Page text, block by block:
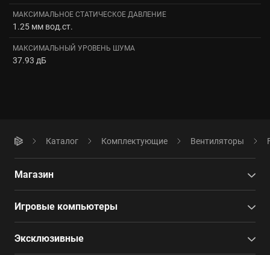
МАКСИМАЛЬНОЕ СТАТИЧЕСКОЕ ДАВЛЕНИЕ
1.25 мм вод.ст.
МАКСИМАЛЬНЫЙ УРОВЕНЬ ШУМА
37.93 дБ
Каталог Комплектующие Вентиляторы
Магазин
Игровые компьютеры
Эксклюзивные